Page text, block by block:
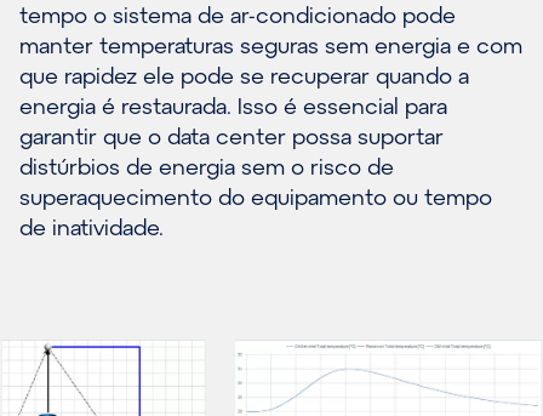
tempo o sistema de ar-condicionado pode
manter temperaturas seguras sem energia e com
que rapidez ele pode se recuperar quando a
energia é restaurada. Isso é essencial para
garantir que o data center possa suportar
distúrbios de energia sem o risco de
superaquecimento do equipamento ou tempo
de inatividade.